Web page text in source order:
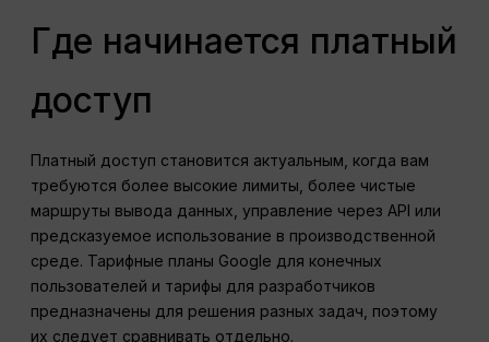
Где начинается платный
доступ
Платный доступ становится актуальным, когда вам
требуются более высокие лимиты, более чистые
маршруты вывода данных, управление через API или
предсказуемое использование в производственной
среде. Тарифные планы Google для конечных
пользователей и тарифы для разработчиков
предназначены для решения разных задач, поэтому
их следует сравнивать отдельно.